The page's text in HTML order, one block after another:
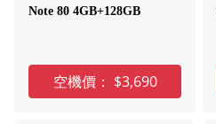
Note 80 4GB+128GB
空機價： $3,690